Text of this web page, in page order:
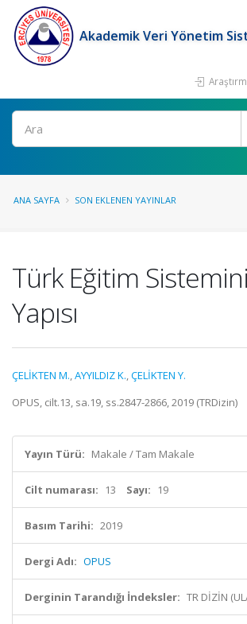
Akademik Veri Yönetim
Ara
ANA SAYFA SON EKLENEN YAYINLAR
Türk Eğitim
Yapısı
ÇELİKTEN M.,AYYILDIZ K.,ÇELİKTEN Y.
OPUS, cilt.13, sa.19, ss.2847-2866, 2019 (TRDizin)
Yayın Türü: Makale / Tam Makale
Cilt numarası: 13 Sayı: 19
Basım Tarihi: 2019
Dergi Adı: OPUS
Derginin Tarandığı İndeksler: TR DİZİN